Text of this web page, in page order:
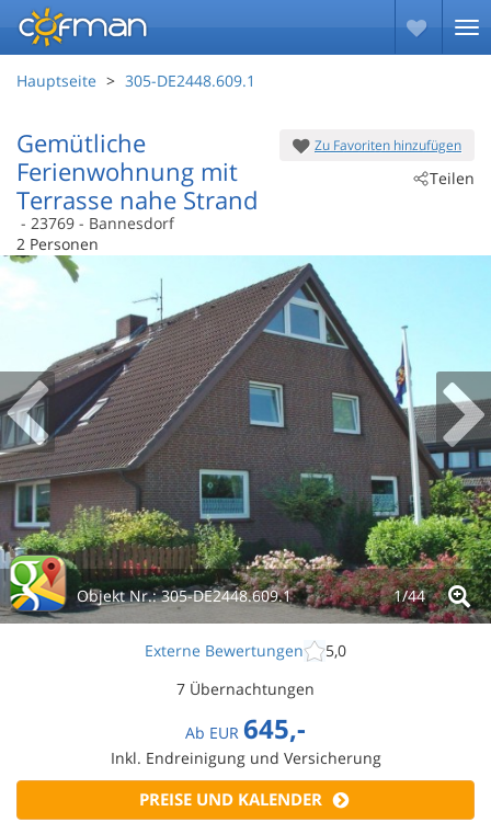
Hauptseite 305-DE2448.609.1
Zu Favoriten hinzufügen
Teilen
Gemütliche
Ferienwohnung mit
Terrasse nahe Strand
- 23769 - Bannesdorf
2 Personen
Objekt Nr.:305-DE2448.609.1 1/44
Externe Bewertungen
5,0
7 Übernachtungen
Ab EUR 645,-
Inkl. Endreinigung und Versicherung
PREISE UND KALENDER